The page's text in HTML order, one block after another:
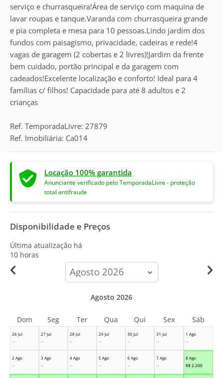
serviço e churrasqueira!Área de serviço com maquina de
lavar roupas e tanque.Varanda com churrasqueira grande
e pia completa e mesa para 10 pessoas.Lindo jardim dos
fundos com paisagismo, privacidade, cadeiras e rede!4
vagas de garagem (2 cobertas e 2 livres)!Jardim da frente
bem cuidado, portão principal e da garagem com
cadeados!Excelente localização e conforto! Ideal para 4
famílias c/ filhos! Capacidade para até 8 adultos e 2
crianças
Ref. TemporadaLivre: 27879
Ref. Imobiliária: Ca014
Locação 100% garantida
Anunciante verificado pelo TemporadaLivre - proteção
total antifraude
Disponibilidade e Preços
Última atualização há
10 horas
calendar-
month
26 Jul
--
27 Jul
--
28 Jul
--
29 Jul
--
30 Jul
--
31 Jul
--
1 Ago
--
2 Ago
--
3 Ago
--
4 Ago
--
5 Ago
--
6 Ago
--
7 Ago
--
8 Ago
R$ 2.200
Agosto 2026
Dom Seg Ter Qua Qui Sex Sáb